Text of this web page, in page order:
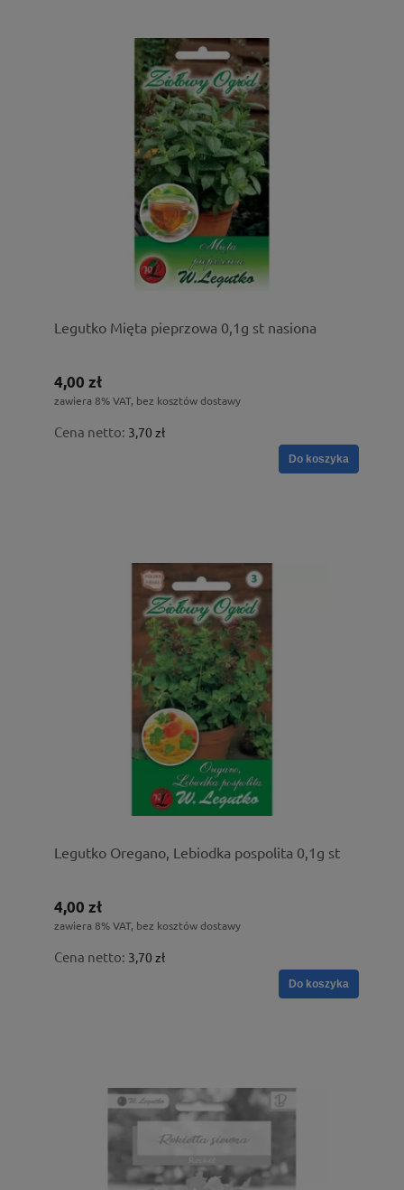
Legutko Mięta pieprzowa 0,1g st nasiona
4,00 zł
zawiera 8% VAT, bez kosztów dostawy
Cena netto: 3,70 zł
Do koszyka
Legutko Oregano, Lebiodka pospolita 0,1g st
4,00 zł
zawiera 8% VAT, bez kosztów dostawy
Cena netto: 3,70 zł
Do koszyka